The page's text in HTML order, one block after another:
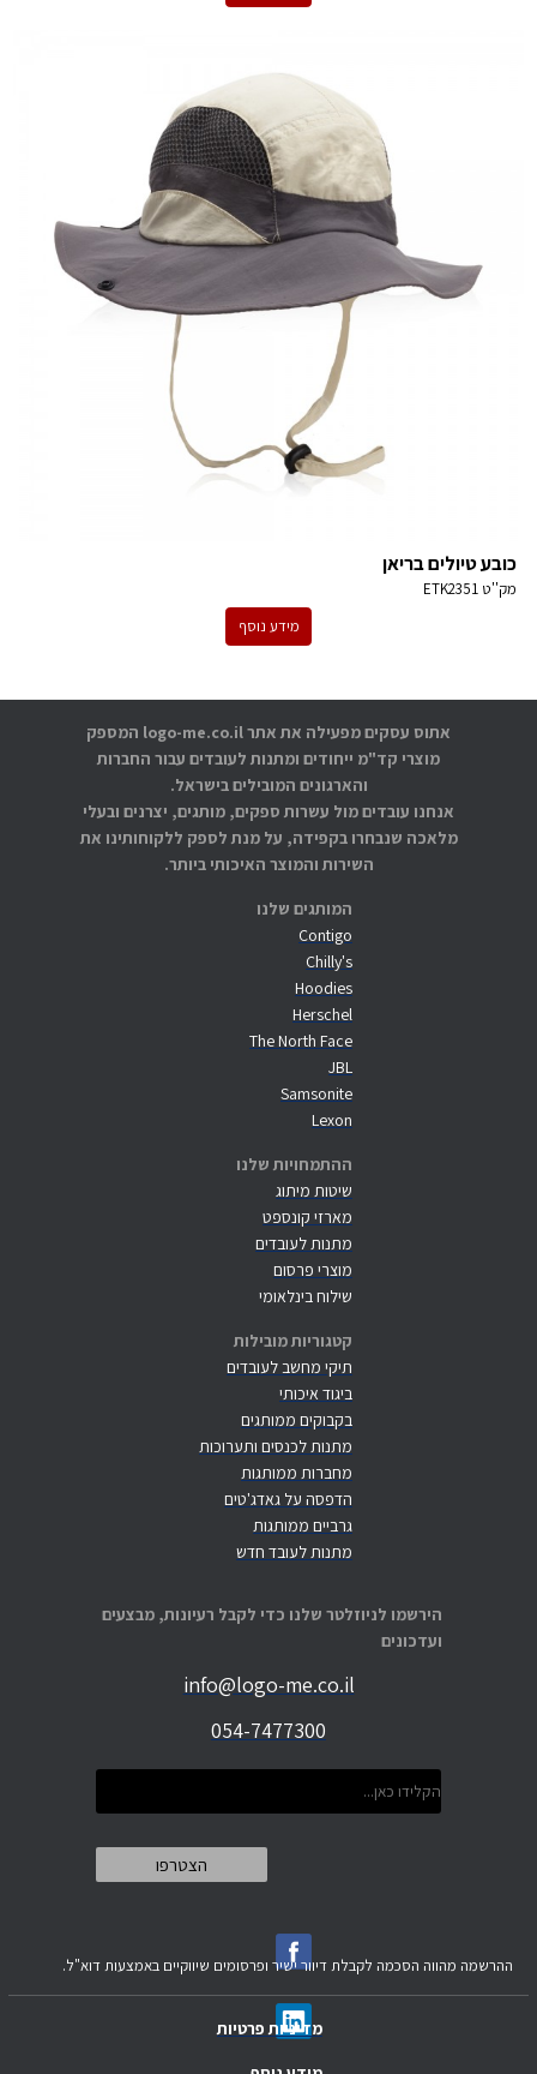
כובע טיולים בריאן
מק''טETK2351
מידע נוסף
המותגים שלנו
Contigo
Chilly's
Hoodies
Herschel
The North Face
JBL
Samsonite
Lexon
ההתמחויות שלנו
שיטות מיתוג
מארזי קונספט
מתנות לעובדים
מוצרי פרסום
שילוח בינלאומי
קטגוריות מובילות
תיקי מחשב לעובדים
ביגוד איכותי
בקבוקים ממותגים
מתנות לכנסים ותערוכות
מחברות ממותגות
הדפסה על גאדג'טים
גרביים ממותגות
מתנות לעובד חדש
אתוס עסקים מפעילה את אתר logo-me.co.il המספק
מוצרי קד"מ ייחודים ומתנות לעובדים עבור החברות
והארגונים המובילים בישראל.
אנחנו עובדים מול עשרות ספקים, מותגים, יצרנים ובעלי
מלאכה שנבחרו בקפידה, על מנת לספק ללקוחותינו את
השירות והמוצר האיכותי ביותר.
הירשמו לניוזלטר שלנו כדי לקבל רעיונות, מבצעים
ועדכונים
info@logo-me.co.il
054-7477300
מדיניות פרטיות
ההרשמה מהווה הסכמה לקבלת דיוור ישיר ופרסומים שיווקיים באמצעות דוא"ל.